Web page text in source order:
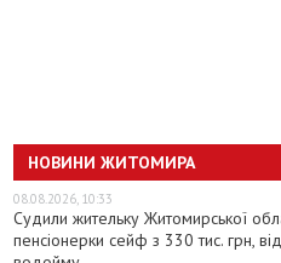
НОВИНИ ЖИТОМИРА
08.08.2026, 10:33
Судили жительку Житомирської
пенсіонерки сейф з 330 тис. грн,